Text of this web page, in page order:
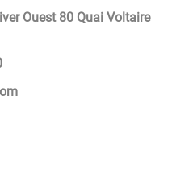
Ouest 80 Quai Voltaire